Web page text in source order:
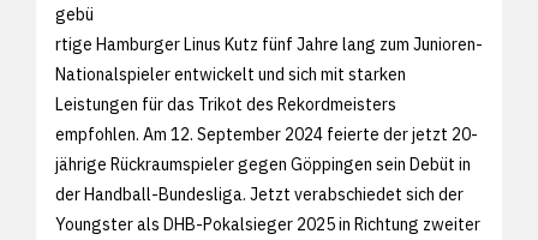
gebü
rtige Hamburger Linus Kutz fünf Jahre lang zum Junioren-
Nationalspieler entwickelt und sich mit starken
Leistungen für das Trikot des Rekordmeisters
empfohlen. Am 12. September 2024 feierte der jetzt 20-
jährige Rückraumspieler gegen Göppingen sein Debüt in
der Handball-Bundesliga. Jetzt verabschiedet sich der
Youngster als DHB-Pokalsieger 2025 in Richtung zweiter